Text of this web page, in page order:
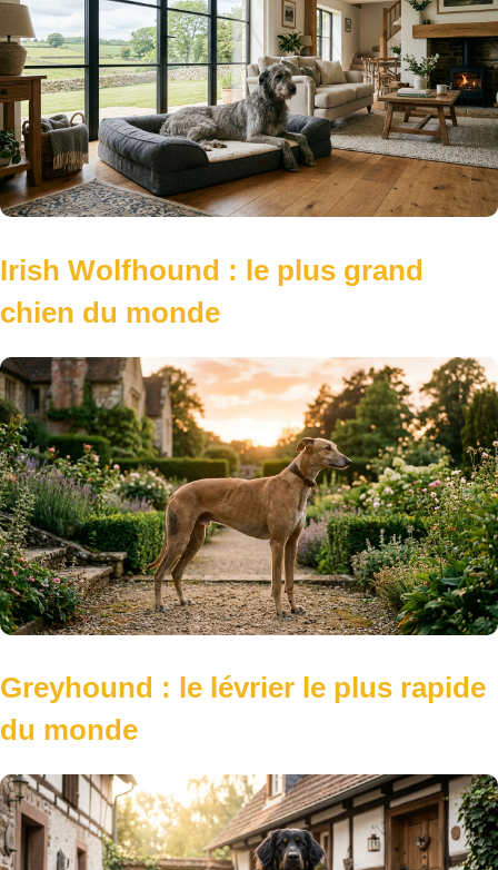
Irish Wolfhound : le plus grand
chien du monde
Greyhound : le lévrier le plus rapide
du monde
Hovawart : un chien de garde